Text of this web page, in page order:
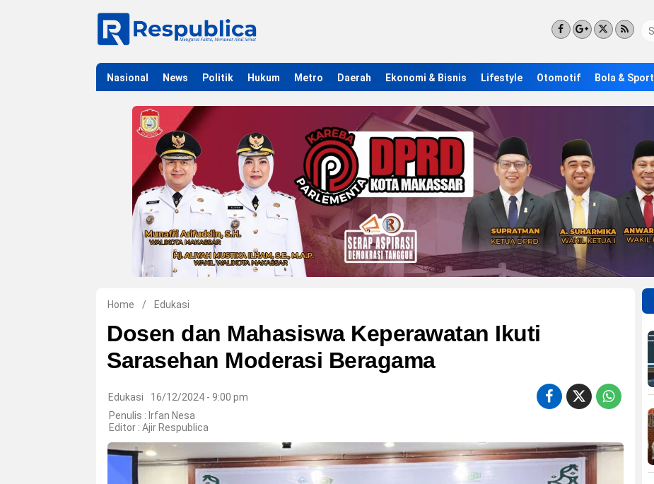
Nasional News Politik Hukum Metro Daerah Ekonomi & Bisnis Lifestyle Otomotif Bola & Sport
Home / Edukasi
Dosen dan Mahasiswa Keperawatan Ikuti
Sarasehan Moderasi Beragama
Edukasi
16/12/2024 - 9:00 pm
Penulis : Irfan Nesa
Editor : Ajir Respublica